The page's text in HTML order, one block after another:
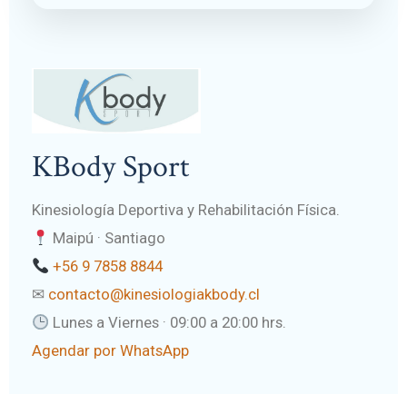
KBody Sport
Kinesiología Deportiva y Rehabilitación Física.
Maipú · Santiago
+56 9 7858 8844
✉ contacto@kinesiologiakbody.cl
Lunes a Viernes · 09:00 a 20:00 hrs.
Agendar por WhatsApp